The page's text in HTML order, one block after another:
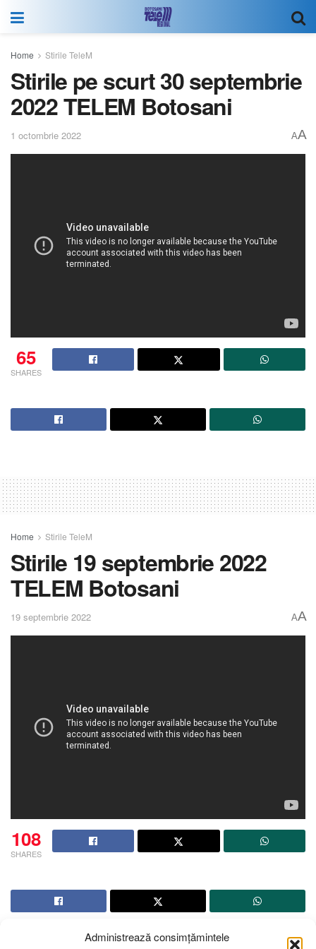
Administrează consimțămintele
Home Stirile TeleM
Stirile pe scurt 30 septembrie
2022 TELEM Botosani
1 octombrie 2022 AA
65
SHARES
Home Stirile TeleM
Stirile 19 septembrie 2022
TELEM Botosani
19 septembrie 2022 AA
108
SHARES